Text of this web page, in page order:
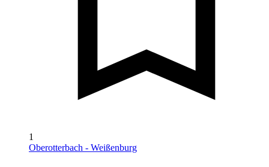
1
Oberotterbach - Weißenburg